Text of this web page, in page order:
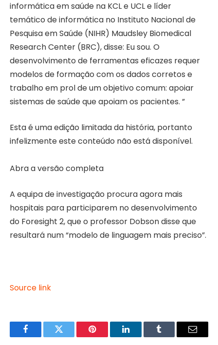
informática em saúde na KCL e UCL e líder
temático de informática no Instituto Nacional de
Pesquisa em Saúde (NIHR) Maudsley Biomedical
Research Center (BRC), disse: Eu sou. O
desenvolvimento de ferramentas eficazes requer
modelos de formação com os dados corretos e
trabalho em prol de um objetivo comum: apoiar
sistemas de saúde que apoiam os pacientes. ”
Esta é uma edição limitada da história, portanto
infelizmente este conteúdo não está disponível.
Abra a versão completa
A equipa de investigação procura agora mais
hospitais para participarem no desenvolvimento
do Foresight 2, que o professor Dobson disse que
resultará num “modelo de linguagem mais preciso”.
Source link
FacebookTwitter Pinterest LinkedInTumblr Email